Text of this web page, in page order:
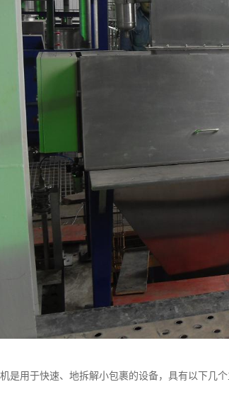
是用于快速、地拆解小包裹的设备，具有以下几个